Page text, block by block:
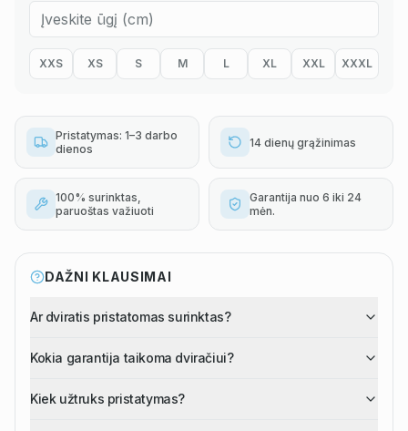
XXS XS S M L XL XXL XXXL
Pristatymas: 1–3 darbo
dienos
14 dienų grąžinimas
100% surinktas,
paruoštas važiuoti
Garantija nuo 6 iki 24
mėn.
DAŽNI KLAUSIMAI
Ar dviratis pristatomas surinktas?
Kokia garantija taikoma dviračiui?
Kiek užtruks pristatymas?